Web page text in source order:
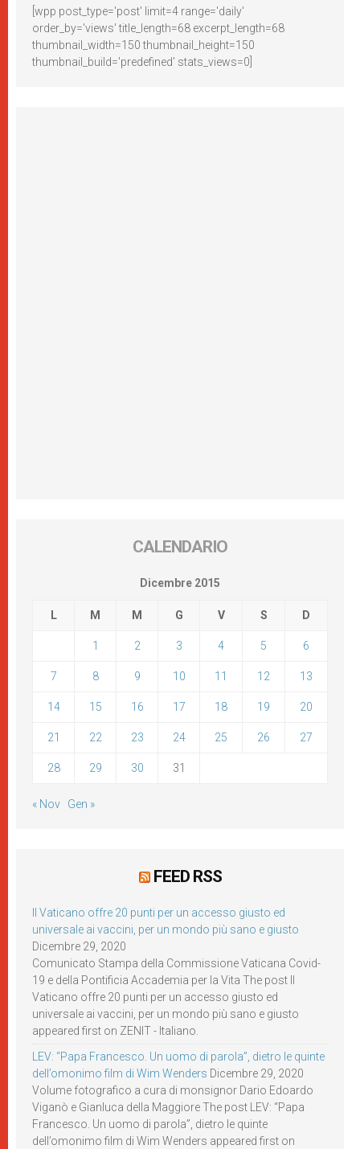
[wpp post_type='post' limit=4 range='daily'
order_by='views' title_length=68 excerpt_length=68
thumbnail_width=150 thumbnail_height=150
thumbnail_build='predefined' stats_views=0]
CALENDARIO
Dicembre 2015
L M M G V S D
1 2 3 4 5 6
7 8 9 10 11 12 13
14 15 16 17 18 19 20
21 22 23 24 25 26 27
28 29 30 31
« Nov Gen »
FEED RSS
Il Vaticano offre 20 punti per un accesso giusto ed
universale ai vaccini, per un mondo più sano e giusto
Dicembre 29, 2020
Comunicato Stampa della Commissione Vaticana Covid-
19 e della Pontificia Accademia per la Vita The post Il
Vaticano offre 20 punti per un accesso giusto ed
universale ai vaccini, per un mondo più sano e giusto
appeared first on ZENIT - Italiano.
LEV: “Papa Francesco. Un uomo di parola”, dietro le quinte
dell’omonimo film di Wim Wenders Dicembre 29, 2020
Volume fotografico a cura di monsignor Dario Edoardo
Viganò e Gianluca della Maggiore The post LEV: “Papa
Francesco. Un uomo di parola”, dietro le quinte
dell’omonimo film di Wim Wenders appeared first on